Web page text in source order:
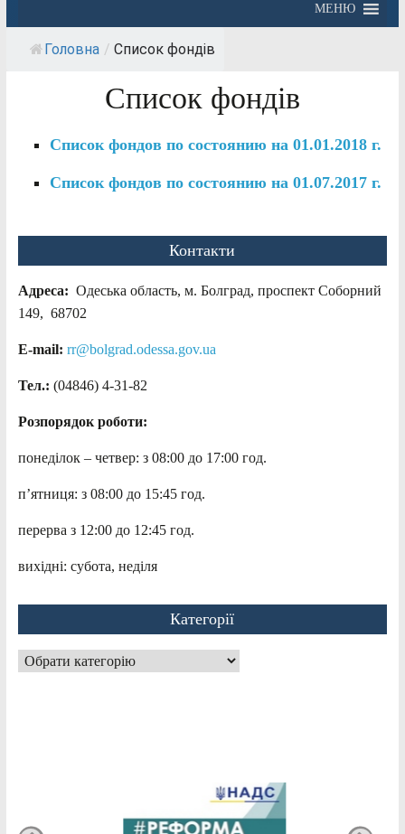
МЕНЮ
Головна / Список фондів
Список фондів
Список фондов по состоянию на 01.01.2018 г.
Список фондов по состоянию на 01.07.2017 г.
Контакти
Адреса: Одеська область, м. Болград, проспект Соборний
149, 68702
E-mail: rr@bolgrad.odessa.gov.ua
Тел.: (04846) 4-31-82
Розпорядок роботи:
понеділок – четвер: з 08:00 до 17:00 год.
п’ятниця: з 08:00 до 15:45 год.
перерва з 12:00 до 12:45 год.
вихідні: субота, неділя
Категорії
Категорії